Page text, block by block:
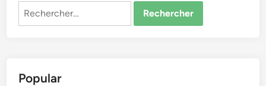
Rechercher :
Popular